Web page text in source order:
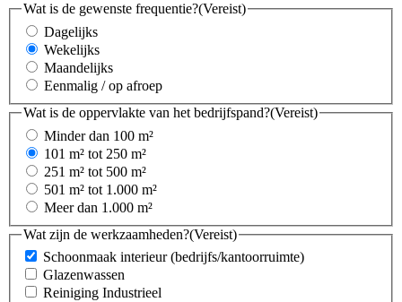
Wat is de gewenste frequentie?(Vereist)
Dagelijks
Wekelijks
Maandelijks
Eenmalig / op afroep
Wat is de oppervlakte van het bedrijfspand?(Vereist)
Minder dan 100 m²
101 m² tot 250 m²
251 m² tot 500 m²
501 m² tot 1.000 m²
Meer dan 1.000 m²
Wat zijn de werkzaamheden?(Vereist)
Schoonmaak interieur (bedrijfs/kantoorruimte)
Glazenwassen
Reiniging Industrieel